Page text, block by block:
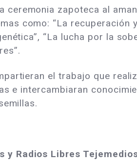
ceremonia zapoteca al
como: “La recuperación
“La lucha por la
el trabajo que
e intercambiaran
y Radios Libres